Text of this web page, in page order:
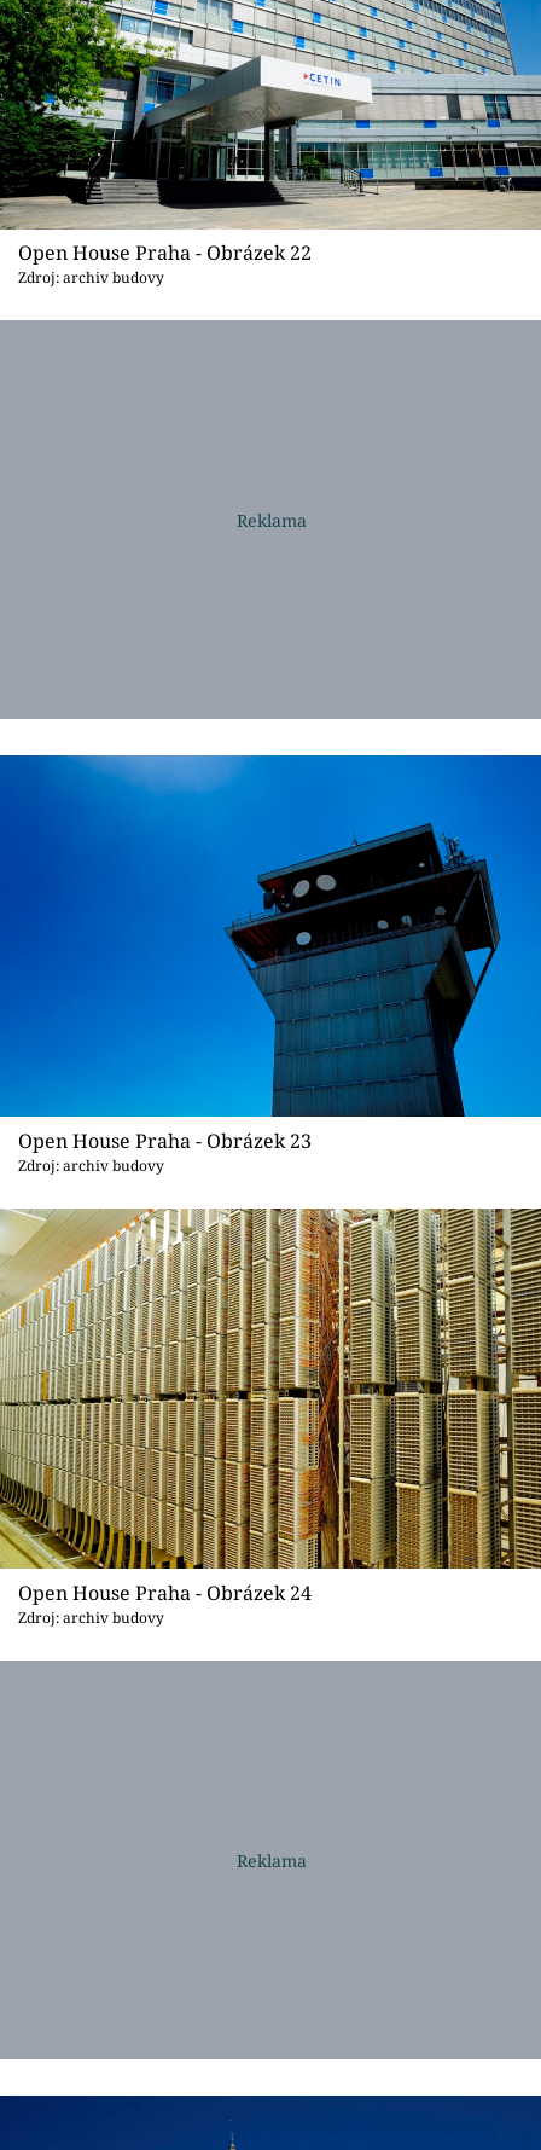
Open House Praha - Obrázek 22
Zdroj: archiv budovy
Open House Praha - Obrázek 23
Zdroj: archiv budovy
Open House Praha - Obrázek 24
Zdroj: archiv budovy